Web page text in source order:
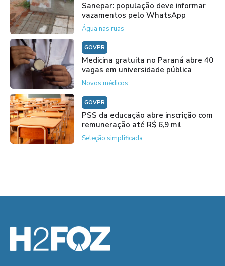
Sanepar: população deve informar
vazamentos pelo WhatsApp
Água nas ruas
GOVPR
Medicina gratuita no Paraná abre 40
vagas em universidade pública
Novos médicos
GOVPR
PSS da educação abre inscrição com
remuneração até R$ 6,9 mil
Seleção simplificada